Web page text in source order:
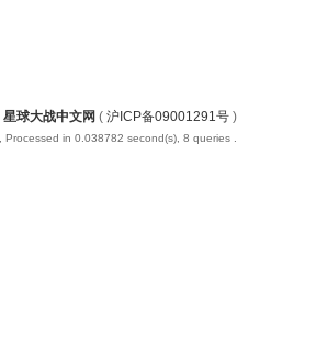
星球大战中文网 ( 沪ICP备09001291号 )
, Processed in 0.038782 second(s), 8 queries .